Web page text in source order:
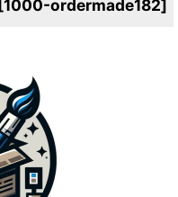
[1000-ordermade182]